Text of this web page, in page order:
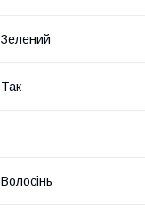
Зелений
Так
Волосінь